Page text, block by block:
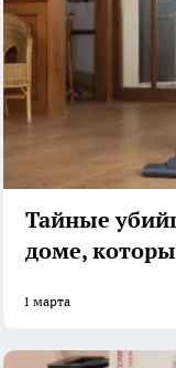
Тайные
доме,
1 марта